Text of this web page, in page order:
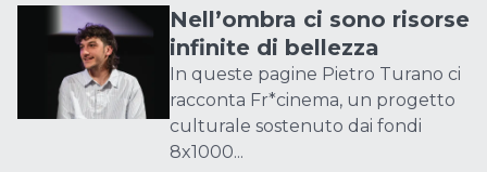
Nell’ombra ci sono risorse
infinite di bellezza
In queste pagine Pietro Turano ci
racconta Fr*cinema, un progetto
culturale sostenuto dai fondi
8x1000...